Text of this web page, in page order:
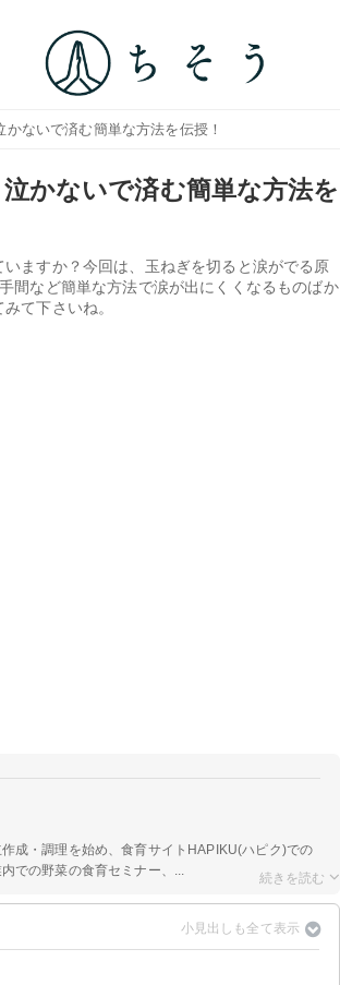
ないで済む簡単な方法を伝授！
かないで済む簡単な方法を
ますか？今回は、玉ねぎを切ると涙がでる原
間など簡単な方法で涙が出にくくなるものばか
て下さいね。
成・調理を始め、食育サイトHAPIKU(ハピク)での
での野菜の食育セミナー、...